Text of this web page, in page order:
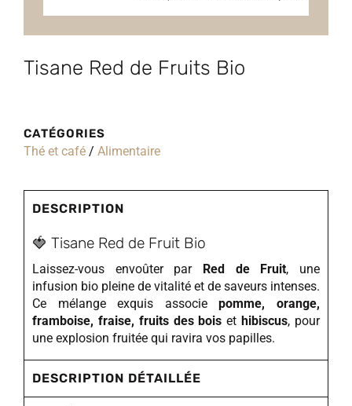
Tisane Red de Fruits Bio
CATÉGORIES
Thé et café / Alimentaire
DESCRIPTION
🍓 Tisane Red de Fruit Bio
Laissez-vous envoûter par Red de Fruit, une
infusion bio pleine de vitalité et de saveurs intenses.
Ce mélange exquis associepomme, orange,
framboise, fraise, fruits des bois et hibiscus, pour
une explosion fruitée qui ravira vos papilles.
DESCRIPTION DÉTAILLÉE